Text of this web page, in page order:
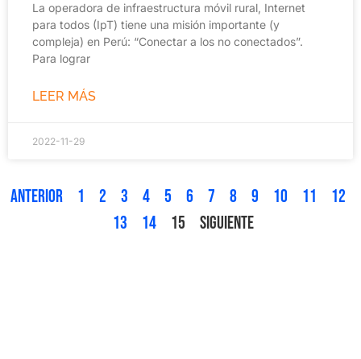
La operadora de infraestructura móvil rural, Internet
para todos (IpT) tiene una misión importante (y
compleja) en Perú: “Conectar a los no conectados”.
Para lograr
LEER MÁS
2022-11-29
Anterior 1 2 3 4 5 6 7 8 9 10 11
12
13
14 15 Siguiente